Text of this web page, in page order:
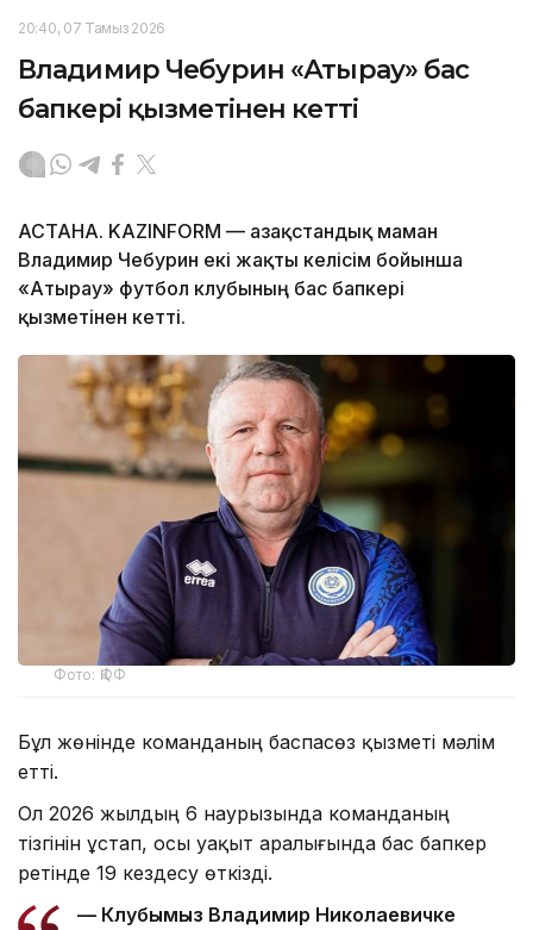
20:40, 07 Тамыз 2026
Владимир Чебурин «Атырау» бас
бапкері қызметінен кетті
АСТАНА. KAZINFORM — Қазақстандық маман
Владимир Чебурин екі жақты келісім бойынша
«Атырау» футбол клубының бас бапкері
қызметінен кетті.
Фото: ҚФФ
Бұл жөнінде команданың баспасөз қызметі мәлім
етті.
Ол 2026 жылдың 6 наурызында команданың
тізгінін ұстап, осы уақыт аралығында бас бапкер
ретінде 19 кездесу өткізді.
— Клубымыз Владимир Николаевичке